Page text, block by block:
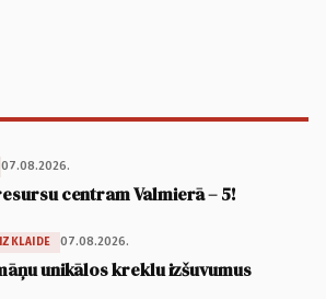
07.08.2026.
centram Valmierā – 5!
07.08.2026.
unikālos kreklu izšuvumus